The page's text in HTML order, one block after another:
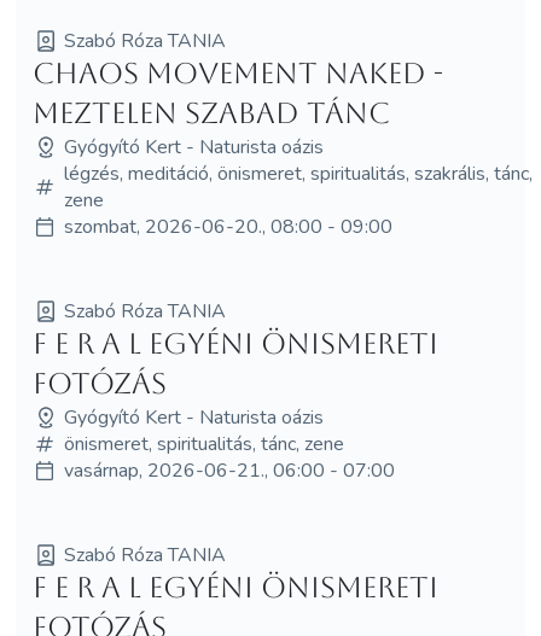
Szabó Róza TANIA
Chaos Movement Naked -
Meztelen szabad tánc
Gyógyító Kert - Naturista oázis
légzés, meditáció, önismeret, spiritualitás, szakrális, tánc,
zene
szombat, 2026-06-20., 08:00 - 09:00
Szabó Róza TANIA
f e r a l egyéni önismereti
fotózás
Gyógyító Kert - Naturista oázis
önismeret, spiritualitás, tánc, zene
vasárnap, 2026-06-21., 06:00 - 07:00
Szabó Róza TANIA
f e r a l egyéni önismereti
fotózás